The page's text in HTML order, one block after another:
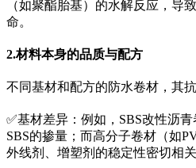
（如聚酯胎基）的水解反应，导
命。
2.材料本身的品质与配方
不同基材和配方的防水卷材，其
✅基材差异：例如，SBS改性沥
SBS的掺量；而高分子卷材（如
外线剂、增塑剂的稳定性密切相关